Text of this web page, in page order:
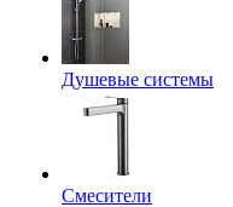
Душевые системы
Смесители